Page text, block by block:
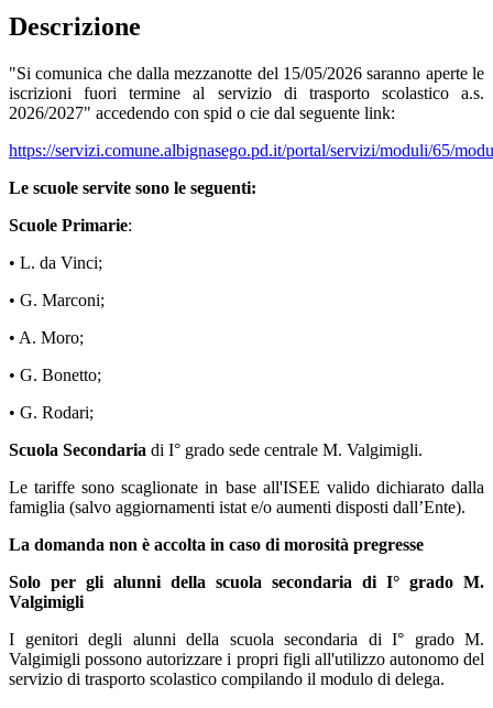
Descrizione
"Si comunica che dalla mezzanotte del 15/05/2026 saranno aperte le
iscrizioni fuori termine al servizio di trasporto scolastico a.s.
2026/2027" accedendo con spid o cie dal seguente link:
https://servizi.comune.albignasego.pd.it/portal/servizi/moduli/65/
Le scuole servite sono le seguenti:
Scuole Primarie:
• L. da Vinci;
• G. Marconi;
• A. Moro;
• G. Bonetto;
• G. Rodari;
Scuola Secondaria di I° grado sede centrale M. Valgimigli.
Le tariffe sono scaglionate in base all'ISEE valido dichiarato dalla
famiglia (salvo aggiornamenti istat e/o aumenti disposti dall’Ente).
La domanda non è accolta in caso di morosità pregresse
Solo per gli alunni della scuola secondaria di I° grado M.
Valgimigli
I genitori degli alunni della scuola secondaria di I° grado M.
Valgimigli possono autorizzare i propri figli all'utilizzo autonomo del
servizio di trasporto scolastico compilando il modulo di delega.